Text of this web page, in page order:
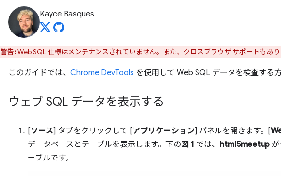
Kayce Basques
警告:Web SQL 仕様はメンテナンスされていません。また、 クロスブラウザ サポートもあ
このガイドでは、 Chrome DevTools を使用して Web SQL データを検査する
ウェブ SQL データを表示する
[ソース] タブをクリックして [アプリケーション] パネルを開きます。[
データベースとテーブルを表示します。下の 図 1 では、 html5meetup
ーブルです。